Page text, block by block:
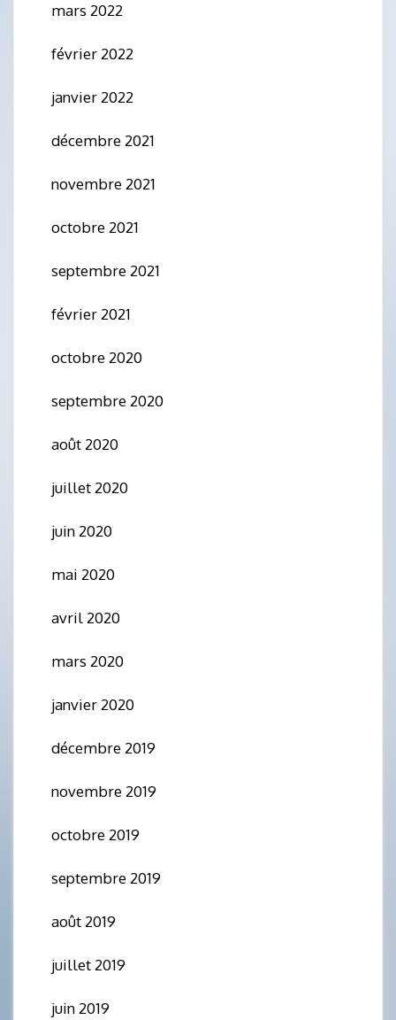
mars 2022
février 2022
janvier 2022
décembre 2021
novembre 2021
octobre 2021
septembre 2021
février 2021
octobre 2020
septembre 2020
août 2020
juillet 2020
juin 2020
mai 2020
avril 2020
mars 2020
janvier 2020
décembre 2019
novembre 2019
octobre 2019
septembre 2019
août 2019
juillet 2019
juin 2019